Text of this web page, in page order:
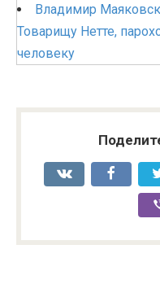
Владимир
Товарищу Нетте,
человеку